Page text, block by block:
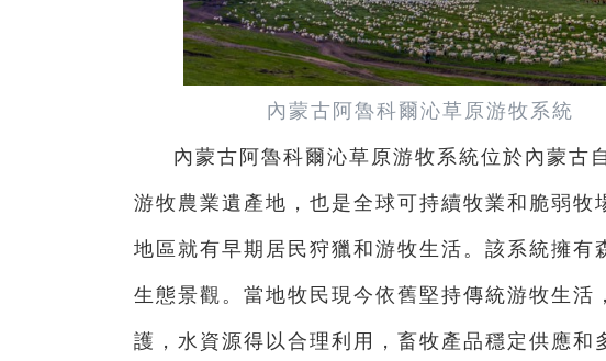
內蒙古阿魯科爾沁草原游牧系統
內蒙古阿魯科爾沁草原游牧系統位於內蒙古
游牧農業遺產地，也是全球可持續牧業和脆弱牧
地區就有早期居民狩獵和游牧生活。該系統擁有
生態景觀。當地牧民現今依舊堅持傳統游牧生活
護，水資源得以合理利用，畜牧產品穩定供應和